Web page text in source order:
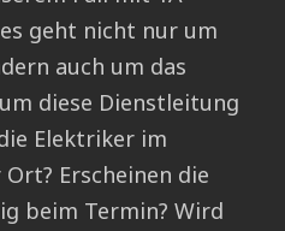
geht nicht nur um
auch um das
diese Dienstleitung
Elektriker im
Erscheinen die
beim Termin? Wird